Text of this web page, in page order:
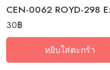
30฿
หยิบใส่ตะกร้า